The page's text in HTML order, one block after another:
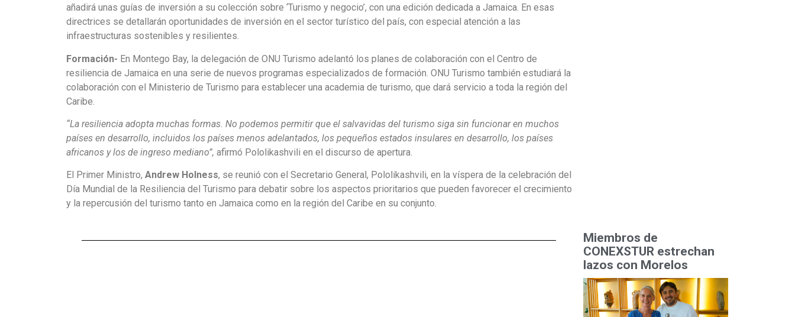
añadirá unas guías de inversión a su colección sobre ‘Turismo y negocio’, con una edición dedicada a Jamaica. En esas
directrices se detallarán oportunidades de inversión en el sector turístico del país, con especial atención a las
infraestructuras sostenibles y resilientes.
Formación- En Montego Bay, la delegación de ONU Turismo adelantó los planes de colaboración con el Centro de
resiliencia de Jamaica en una serie de nuevos programas especializados de formación. ONU Turismo también estudiará la
colaboración con el Ministerio de Turismo para establecer una academia de turismo, que dará servicio a toda la región del
Caribe.
“La resiliencia adopta muchas formas. No podemos permitir que el salvavidas del turismo siga sin funcionar en muchos
países en desarrollo, incluidos los países menos adelantados, los pequeños estados insulares en desarrollo, los países
africanos y los de ingreso mediano”, afirmó Pololikashvili en el discurso de apertura.
El Primer Ministro, Andrew Holness, se reunió con el Secretario General, Pololikashvili, en la víspera de la celebración del
Día Mundial de la Resiliencia del Turismo para debatir sobre los aspectos prioritarios que pueden favorecer el crecimiento
y la repercusión del turismo tanto en Jamaica como en la región del Caribe en su conjunto.
Miembros de
CONEXSTUR estrechan
lazos con Morelos